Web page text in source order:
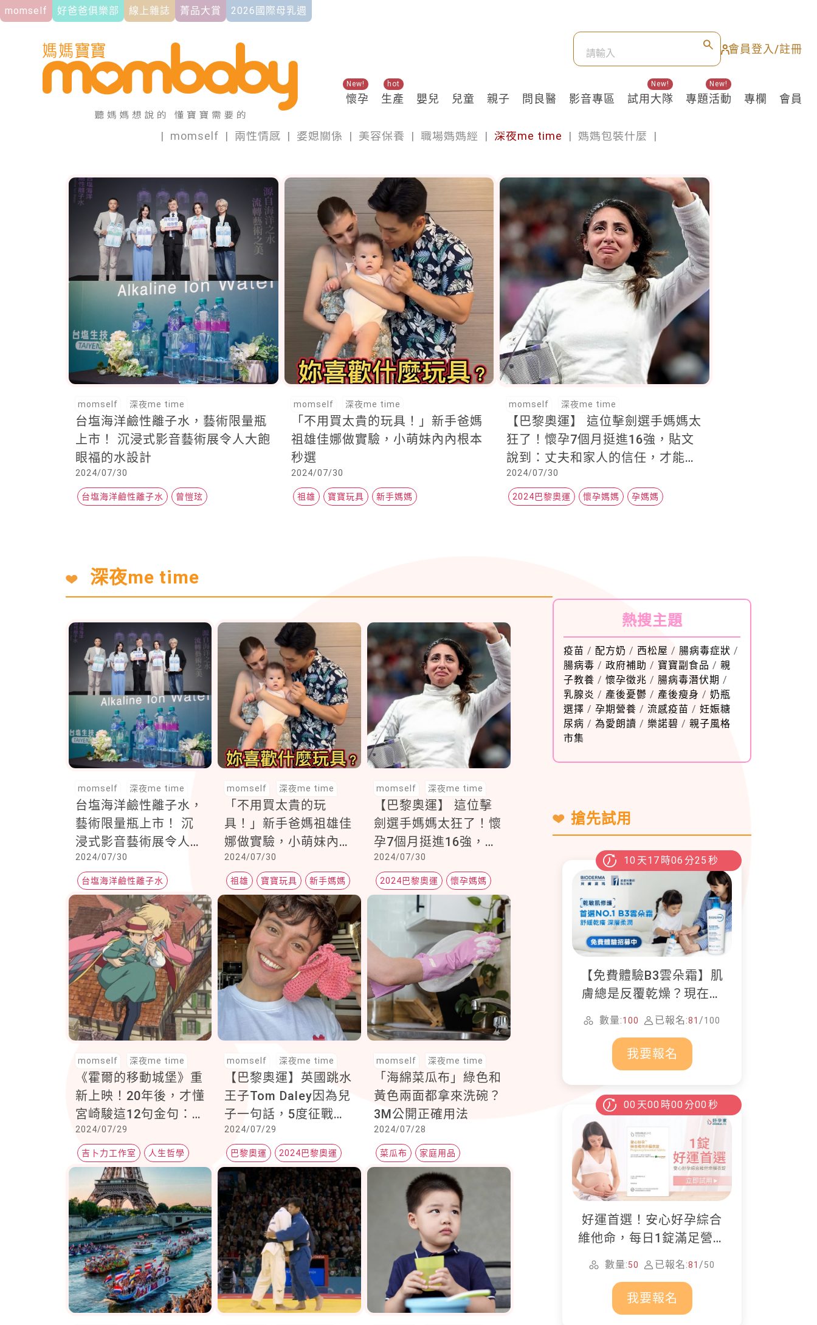
momself 好爸爸俱樂部 線上雜誌 菁品大賞 2026國際母乳週
會員登入/註冊
懷孕
New!
生產
hot
嬰兒 兒童 親子 問良醫 影音專區 試用大隊
New!
專題活動
New!
專欄 會員
momself
| momself | 兩性情感 | 婆媳關係 | 美容保養 | 職場媽媽經 | 深夜me time | 媽媽包裝什麼 |
momself 深夜me time
台塩海洋鹼性離子水，藝術限量瓶
上市！ 沉浸式影音藝術展令人大飽
眼福的水設計
2024/07/30
台塩海洋鹼性離子水 曾愷玹
momself 深夜me time
「不用買太貴的玩具！」新手爸媽
祖雄佳娜做實驗，小萌妹內內根本
秒選
2024/07/30
祖雄 寶寶玩具 新手媽媽
momself 深夜me time
【巴黎奧運】 這位擊劍選手媽媽太
狂了！懷孕7個月挺進16強，貼文
說到：丈夫和家人的信任，才能走
到這一步
2024/07/30
2024巴黎奧運 懷孕媽媽 孕媽媽
深夜me time
momself 深夜me time
台塩海洋鹼性離子水，
藝術限量瓶上市！ 沉
浸式影音藝術展令人大
飽眼福的水設計
2024/07/30
台塩海洋鹼性離子水
曾愷玹
momself 深夜me time
「不用買太貴的玩
具！」新手爸媽祖雄佳
娜做實驗，小萌妹內內
根本秒選
2024/07/30
祖雄 寶寶玩具 新手媽媽
momself 深夜me time
【巴黎奧運】 這位擊
劍選手媽媽太狂了！懷
孕7個月挺進16強，貼
文說到：丈夫和家人的
信任，才能走到這一步
2024/07/30
2024巴黎奧運 懷孕媽媽
momself 深夜me time
《霍爾的移動城堡》重
新上映！20年後，才懂
宮崎駿這12句金句：
「我們愈是成熟，也愈
是膽小。」
2024/07/29
吉卜力工作室 人生哲學
宮崎駿
momself 深夜me time
【巴黎奧運】英國跳水
王子Tom Daley因為兒
子一句話，5度征戰奧
運！「織毛衣」圈粉全
球的他，創立品牌背後
藏洋蔥
2024/07/29
巴黎奧運 2024巴黎奧運
跳水王子
momself 深夜me time
「海綿菜瓜布」綠色和
黃色兩面都拿來洗碗？
3M公開正確用法
2024/07/28
菜瓜布 家庭用品
清潔用品
熱搜主題
疫苗 / 配方奶 / 西松屋 / 腸病毒症狀 /
腸病毒 / 政府補助 / 寶寶副食品 / 親
子教養 / 懷孕徵兆 / 腸病毒潛伏期 /
乳腺炎 / 產後憂鬱 / 產後瘦身 / 奶瓶
選擇 / 孕期營養 / 流感疫苗 / 妊娠糖
尿病 / 為愛朗讀 / 樂諾碧 / 親子風格
市集
搶先試用
10 天17 時06 分24 秒
【免費體驗B3雲朵霜】肌
膚總是反覆乾燥？現在就
加入貝膚黛瑪修護體驗計
畫！
數量:100 已報名:81 /100
我要報名
00 天00 時00 分00 秒
好運首選！安心好孕綜合
維他命，每日1錠滿足營養
所需
數量:50 已報名:81 /50
我要報名